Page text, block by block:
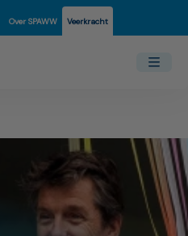
Over SPAWW Veerkracht